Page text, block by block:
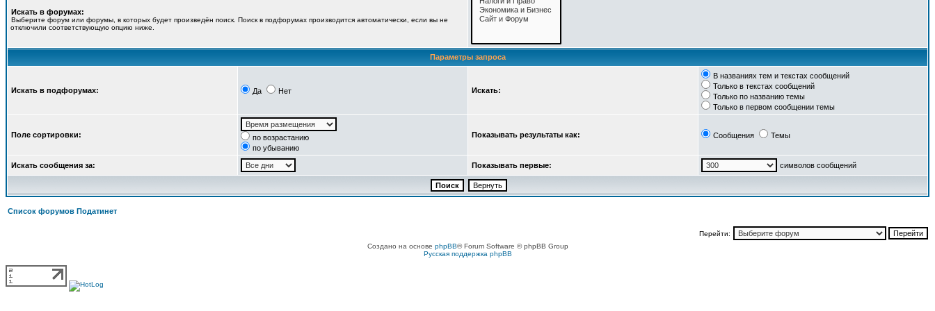
Искать в форумах:
Выберите форум или форумы, в которых будет произведён поиск. Поиск в подфорумах производится автоматически, если вы не
отключили соответствующую опцию ниже.
Параметры запроса
Искать в подфорумах: Да Нет Искать:
В названиях тем и текстах сообщений
Только в текстах сообщений
Только по названию темы
Только в первом сообщении темы
Поле сортировки:
по возрастанию
по убыванию
Показывать результаты как: Сообщения Темы
Искать сообщения за: Показывать первые: символов сообщений
Список форумов Податинет
Перейти:
Создано на основе phpBB® Forum Software © phpBB Group
Русская поддержка phpBB